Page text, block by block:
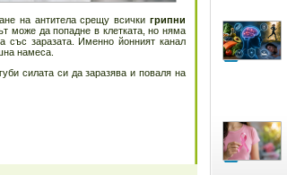
на антитела срещу всички грипни
може да попадне в клетката, но няма
със заразата. Именно йонният канал
намеса.
силата си да заразява и поваля на